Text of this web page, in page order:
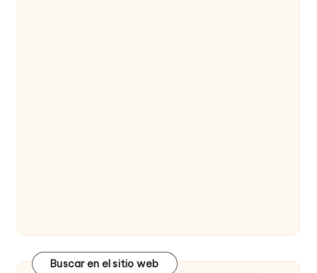
Buscar en el sitio web